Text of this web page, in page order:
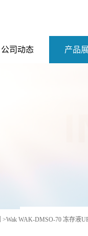
公司动态 产品
>Wak WAK-DMSO-70 冻存液